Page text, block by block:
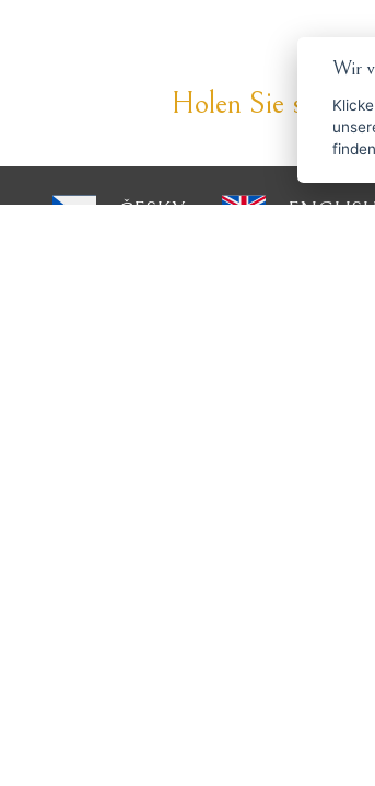
Holen Sie sich
ČESKY
Wir
unserem E-